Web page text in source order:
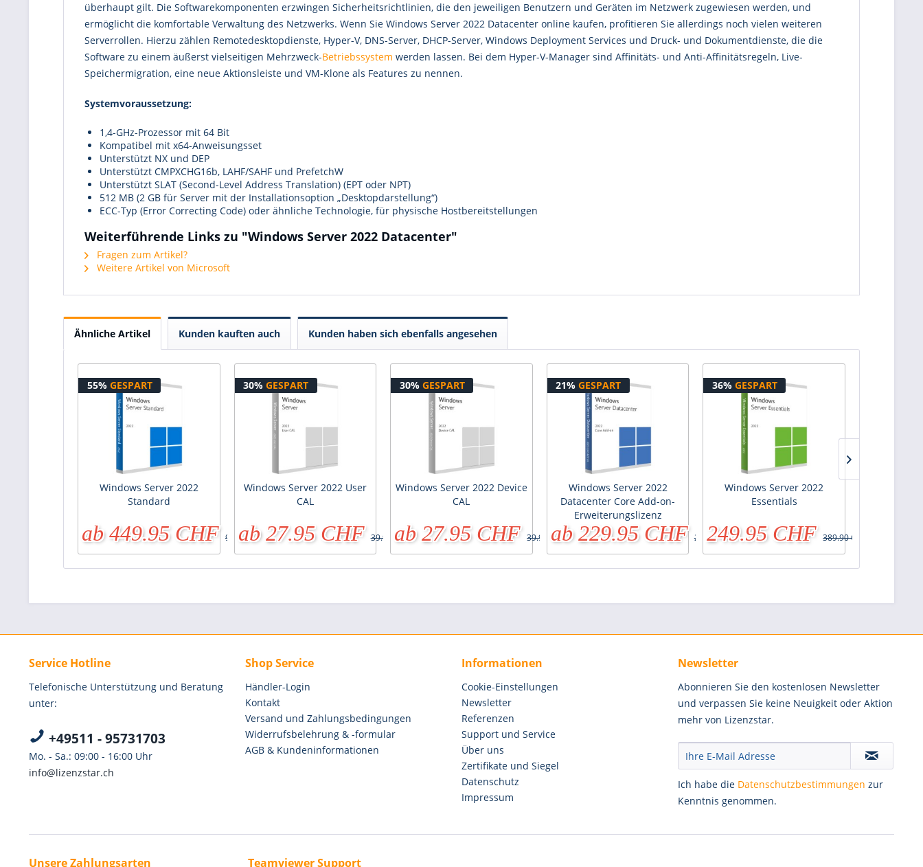
überhaupt gilt. Die Softwarekomponenten erzwingen Sicherheitsrichtlinien, die den jeweiligen Benutzern und Geräten im Netzwerk zugewiesen werden, und
ermöglicht die komfortable Verwaltung des Netzwerks. Wenn Sie Windows Server 2022 Datacenter online kaufen, profitieren Sie allerdings noch vielen weiteren
Serverrollen. Hierzu zählen Remotedesktopdienste, Hyper-V, DNS-Server, DHCP-Server, Windows Deployment Services und Druck- und Dokumentdienste, die die
Software zu einem äußerst vielseitigen Mehrzweck-Betriebssystem werden lassen. Bei dem Hyper-V-Manager sind Affinitäts- und Anti-Affinitätsregeln, Live-
Speichermigration, eine neue Aktionsleiste und VM-Klone als Features zu nennen.
Systemvoraussetzung:
1,4-GHz-Prozessor mit 64 Bit
Kompatibel mit x64-Anweisungsset
Unterstützt NX und DEP
Unterstützt CMPXCHG16b, LAHF/SAHF und PrefetchW
Unterstützt SLAT (Second-Level Address Translation) (EPT oder NPT)
512 MB (2 GB für Server mit der Installationsoption „Desktopdarstellung“)
ECC-Typ (Error Correcting Code) oder ähnliche Technologie, für physische Hostbereitstellungen
Weiterführende Links zu "Windows Server 2022 Datacenter"
Fragen zum Artikel?
Weitere Artikel von Microsoft
Ähnliche Artikel Kunden kauften auch Kunden haben sich ebenfalls angesehen
55% GESPART
Windows Server 2022
Standard
ab 449.95 CHF 990.90 CHF
30%GESPART
Windows Server 2022 User
CAL
ab 27.95 CHF 39.90 CHF
30% GESPART
Windows Server 2022 Device
CAL
ab 27.95 CHF 39.90 CHF
21%GESPART
Windows Server 2022
Datacenter Core Add-on-
Erweiterungslizenz
ab 229.95 CHF 290.90 CHF
36% GESPART
Windows Server 2022
Essentials
249.95 CHF 389.90 CHF
Service Hotline
Telefonische Unterstützung und Beratung
unter:
+49511 - 95731703
Mo. - Sa.: 09:00 - 16:00 Uhr
info@lizenzstar.ch
Shop Service
Händler-Login
Kontakt
Versand und Zahlungsbedingungen
Widerrufsbelehrung & -formular
AGB & Kundeninformationen
Informationen
Cookie-Einstellungen
Newsletter
Referenzen
Support und Service
Über uns
Zertifikate und Siegel
Datenschutz
Impressum
Newsletter
Abonnieren Sie den kostenlosen Newsletter
und verpassen Sie keine Neuigkeit oder Aktion
mehr von Lizenzstar.
Ich habe die Datenschutzbestimmungen zur
Kenntnis genommen.
Unsere Zahlungsarten Teamviewer Support